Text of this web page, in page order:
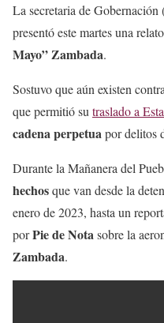
La secretaria de Gobernación
presentó este martes una
Mayo” Zambada.
Sostuvo que aún existen
que permitió su traslado a
cadena perpetuapor delitos
Durante la Mañanera del
hechosque van desde la
enero de 2023, hasta un
porPie de Notasobre la
Zambada.